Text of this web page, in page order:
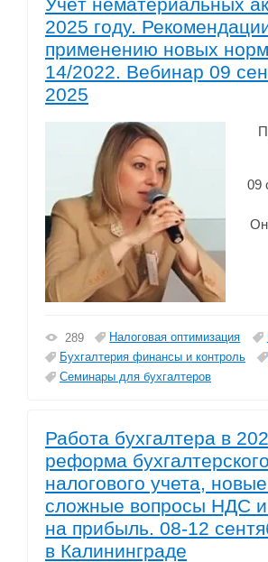
Учёт нематериальных
2025 году.
применению новых
14/2022. Вебинар 09
2025
09
289 Налоговая оптимизация
Бухгалтерия финансы и контроль
Семинары для бухгалтеров
Работа бухгалтера в
реформа
налогового учета,
сложные вопросы НДС и
на прибыль. 08-12
в Калининграде